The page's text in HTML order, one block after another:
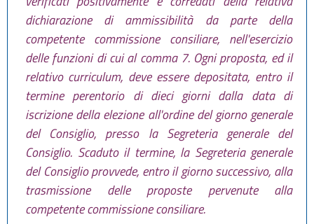
dichiarazione di ammissibilità da parte della
competente commissione consiliare, nell'esercizio
delle funzioni di cui al comma 7. Ogni proposta, ed il
relativo curriculum, deve essere depositata, entro il
termine perentorio di dieci giorni dalla data di
iscrizione della elezione all'ordine del giorno generale
del Consiglio, presso la Segreteria generale del
Consiglio. Scaduto il termine, la Segreteria generale
del Consiglio provvede, entro il giorno successivo, alla
trasmissione delle proposte pervenute alla
competente commissione consiliare.